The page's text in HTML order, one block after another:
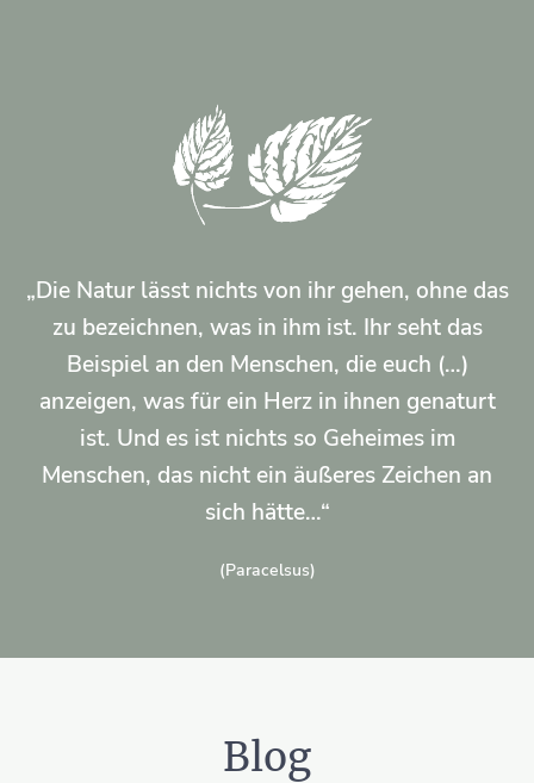
„Die Natur lässt nichts von ihr gehen, ohne das
zu bezeichnen, was in ihm ist. Ihr seht das
Beispiel an den Menschen, die euch (…)
anzeigen, was für ein Herz in ihnen genaturt
ist. Und es ist nichts so Geheimes im
Menschen, das nicht ein äußeres Zeichen an
sich hätte…“
(Paracelsus)
Blog